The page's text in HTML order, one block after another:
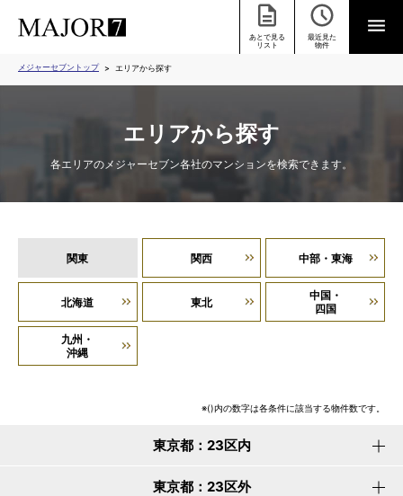
あとで見る
リスト
最近見た
物件
メジャーセブントップ エリアから探す
エリアから探す
各エリアのメジャーセブン各社のマンションを検索できます。
関東 関西 中部・東海
北海道 東北
中国・
四国
九州・
沖縄
※()内の数字は各条件に該当する物件数です。
東京都：23区内
東京都：23区外